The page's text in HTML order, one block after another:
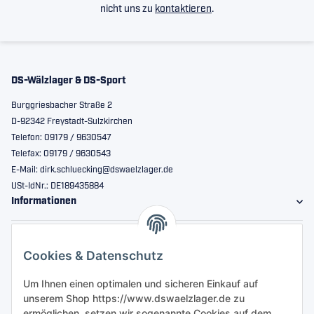
Cookies & Datenschutz
Um Ihnen einen optimalen und sicheren Einkauf auf
unserem Shop https://www.dswaelzlager.de zu
nicht uns zu kontaktieren.
DS-Wälzlager & DS-Sport
Burggriesbacher Straße 2
D-92342 Freystadt-Sulzkirchen
Telefon: 09179 / 9630547
Telefax: 09179 / 9630543
E-Mail: dirk.schluecking@dswaelzlager.de
USt-IdNr.: DE189435884
Informationen